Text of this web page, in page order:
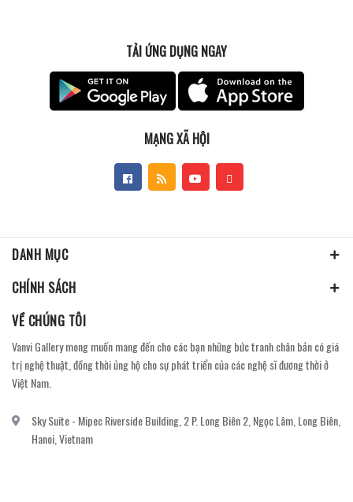
TẢI ỨNG DỤNG NGAY
MẠNG XÃ HỘI
DANH MỤC
CHÍNH SÁCH
VỀ CHÚNG TÔI
Vanvi Gallery mong muốn mang đến cho các bạn những bức tranh chân bản có giá
trị nghệ thuật, đồng thời ủng hộ cho sự phát triển của các nghệ sĩ đương thời ở
Việt Nam.
Sky Suite - Mipec Riverside Building, 2 P. Long Biên 2, Ngọc Lâm, Long Biên,
Hanoi, Vietnam